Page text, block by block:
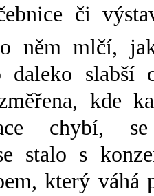
či
něm mlčí,
daleko slabší
kde
chybí,
stalo s
který